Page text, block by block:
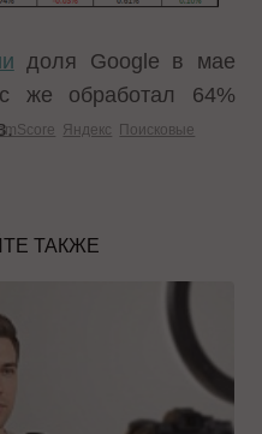
доля Google в мае
же обработал 64%
Яндекс
Поисковые
ТАКЖЕ